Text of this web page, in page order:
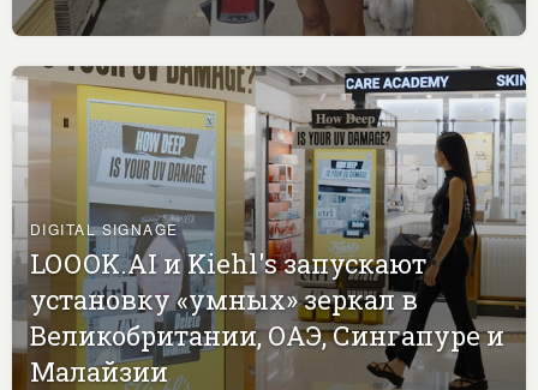
DIGITAL SIGNAGE
LOOOK.AI и Kiehl's запускают
установку «умных» зеркал в
Великобритании, ОАЭ, Сингапуре и
Малайзии